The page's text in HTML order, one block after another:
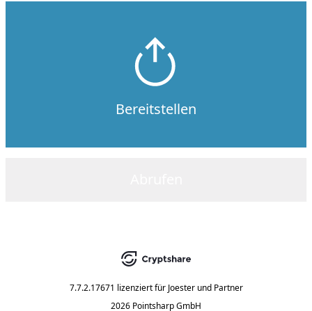
Bereitstellen
7.7.2.17671 lizenziert für Joester und Partner
2026 Pointsharp GmbH